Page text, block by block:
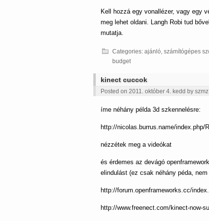
Kell hozzá egy vonallézer, vagy egy
meg lehet oldani. Langh Robi tud
mutatja.
Categories: ajánló, számítógépes
budget
kinect cuccok
Posted on 2011. október 4. kedd by szmz
íme néhány példa 3d szkennelésre:
http://nicolas.burrus.name/index.php/
nézzétek meg a videókat
és érdemes az devágó
elindulást (ez csak néhány péda,
http://forum.openframeworks.cc/
http://www.freenect.com/kinect-now-